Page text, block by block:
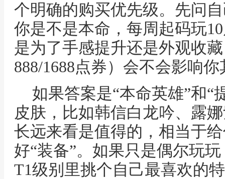
个明确的购买优先级。先问
你是不是本命，每周起码玩
是为了手感提升还是外观收
888/1688点券）会不会影响
如果答案是“本命英雄”和“
皮肤，比如韩信白龙吟、露
长远来看是值得的，相当于
好“装备”。如果只是偶尔玩
T1级别里挑个自己最喜欢的